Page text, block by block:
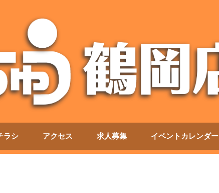
ラシ アクセス 求人募集 イベントカレンダー